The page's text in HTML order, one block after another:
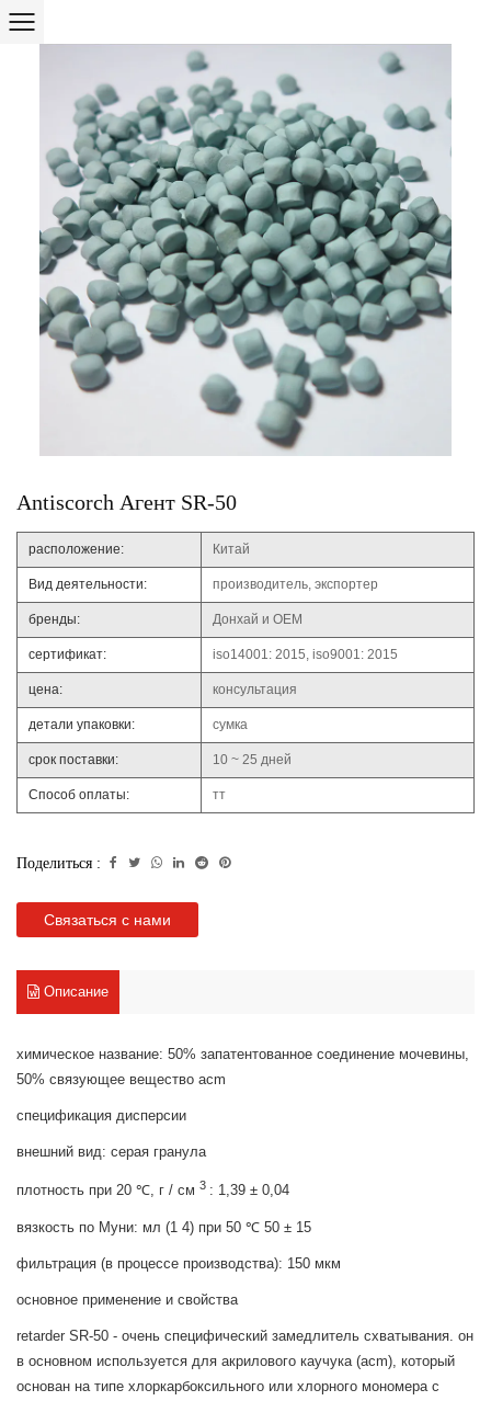
Antiscorch Агент SR-50
расположение: Китай
Вид деятельности: производитель, экспортер
бренды: Донхай и OEM
сертификат: iso14001: 2015, iso9001: 2015
цена: консультация
детали упаковки: сумка
срок поставки: 10 ~ 25 дней
Способ оплаты: тт
Поделиться :
Связаться с нами
Описание
химическое название: 50% запатентованное соединение мочевины,
50% связующее вещество acm
спецификация дисперсии
внешний вид: серая гранула
плотность при 20 ℃, г / см 3 : 1,39 ± 0,04
вязкость по Муни: мл (1 4) при 50 ℃ 50 ± 15
фильтрация (в процессе производства): 150 мкм
основное применение и свойства
retarder SR-50 - очень специфический замедлитель схватывания. он
в основном используется для акрилового каучука (acm), который
основан на типе хлоркарбоксильного или хлорного мономера с